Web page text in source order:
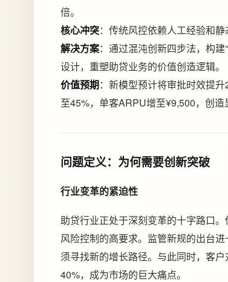
倍。
核心冲突：传统风控依赖人工经验和
解决方案：通过混沌创新四步法，构
设计，重塑助贷业务的价值创造逻辑。
价值预期：新模型预计将审批时效提
至45%，单客ARPU增至¥9,500，创造
问题定义：为何需要创新突破
行业变革的紧迫性
助贷行业正处于深刻变革的十字路口
风险控制的高要求。监管新规的出台
须寻找新的增长路径。与此同时，客
40%，成为市场的巨大痛点。